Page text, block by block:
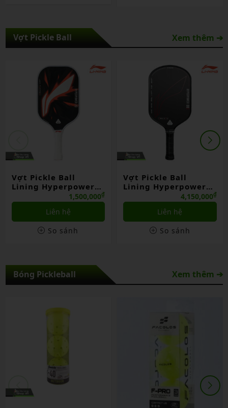
Vợt Pickle Ball Xem thêm ➔
Vợt Pickle Ball
Lining Hyperpower
1,500,000₫
Liên hệ
So sánh
Vợt Pickle Ball
Lining Hyperpower
4,150,000₫
Liên hệ
So sánh
Bóng Pickleball Xem thêm ➔